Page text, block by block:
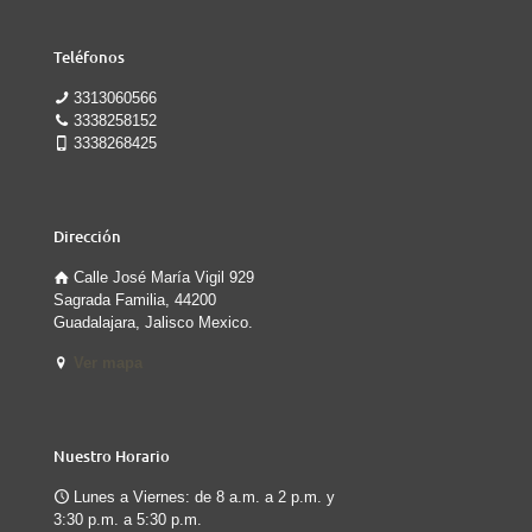
Teléfonos
3313060566
3338258152
3338268425
Dirección
Calle José María Vigil 929
Sagrada Familia, 44200
Guadalajara, Jalisco Mexico.
Nuestro Horario
Lunes a Viernes: de 8 a.m. a 2 p.m. y
3:30 p.m. a 5:30 p.m.